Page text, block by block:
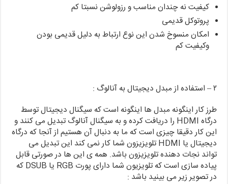
کیفیت نه چندان مناسب و رزولوشن نسبتا کم
پروتوکل قدیمی
امکان منسوخ شدن این نوع ارتباط به دلیل قدیمی بودن
وکیفیت کم
۲ – استفاده از مبدل دیجیتال به آنالوگ :
طرز کار اینگونه مبدل ها اینگونه است که سیگنال دیجیتال توسط
درگاه HDMI را دریافت کرده و به سیگنال آنالوگ تبدیل می کنند و
این کار دقیقا چیزی است که ما به دنبال آن هستیم از آنجا که درگاه
دیجیتال یا HDMI تلویزیزون شما کار نمی کند این تبدیل می
تواند نجات دهنده تلویزیزون باشد. همه ی این ها در صورتی قابل
پیاده سازی است که تلویزیون شما دارای پورت RGB یا DSUB که
در تصویر زیر می بینید باشد :